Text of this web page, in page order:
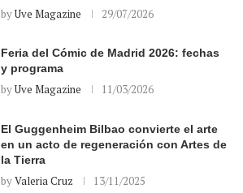
byUve Magazine 29/07/2026
Feria del Cómic de Madrid 2026: fechas
y programa
byUve Magazine 11/03/2026
El Guggenheim Bilbao convierte el arte
en un acto de regeneración con Artes de
la Tierra
byValeria Cruz 13/11/2025